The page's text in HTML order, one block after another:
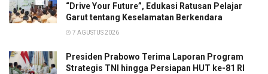
“Drive Your Future”, Edukasi Ratusan Pelajar
Garut tentang Keselamatan Berkendara
7 AGUSTUS 2026
Presiden Prabowo Terima Laporan Program
Strategis TNI hingga Persiapan HUT ke-81 RI